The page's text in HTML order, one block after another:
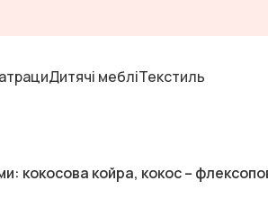
Дитячі мебліТекстиль
кокосова койра, кокос –